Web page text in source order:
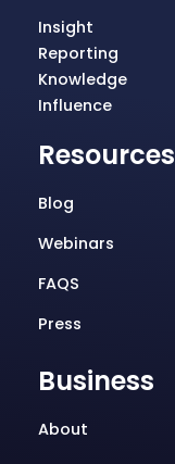
Insight
Reporting
Knowledge
Influence
Resources
Blog
Webinars
FAQS
Press
Business
About